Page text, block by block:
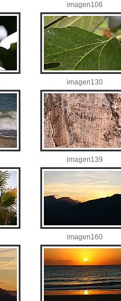
imagen106
imagen130
imagen139
imagen160